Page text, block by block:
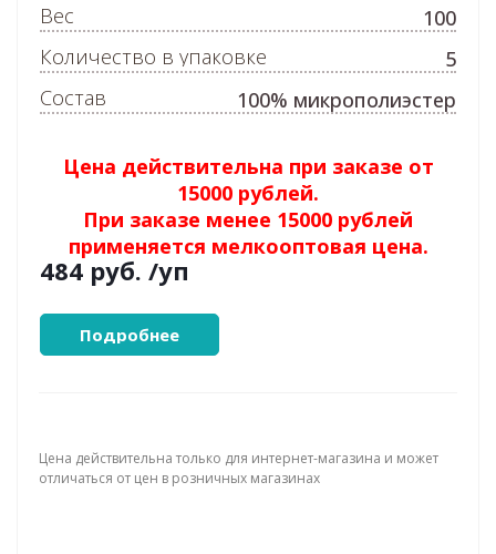
Цена действительна при заказе от
15000 рублей.
При заказе менее 15000 рублей
применяется мелкооптовая цена.
484 руб. /уп
Подробнее
Вес
100
Количество в упаковке
5
Состав
100% микрополиэстер
Цена действительна только для интернет-магазина и может
отличаться от цен в розничных магазинах